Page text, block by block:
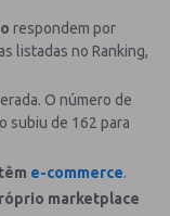
respondem por
listadas no Ranking,
O número de
subiu de 162 para
e-commerce.
marketplace